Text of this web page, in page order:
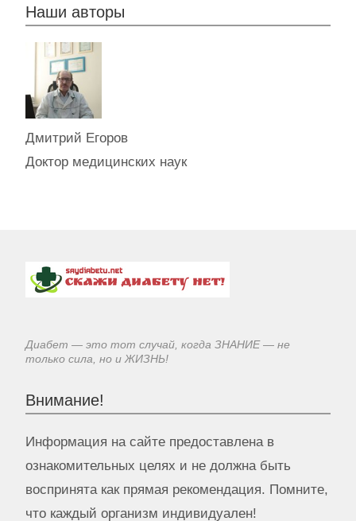
Наши авторы
Дмитрий Егоров
Доктор медицинских наук
Диабет — это тот случай, когда ЗНАНИЕ — не
только сила, но и ЖИЗНЬ!
Внимание!
Информация на сайте предоставлена в
ознакомительных целях и не должна быть
воспринята как прямая рекомендация. Помните,
что каждый организм индивидуален!